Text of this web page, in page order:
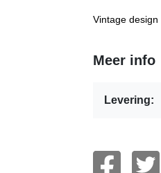
Vintage
Meer info
Levering: